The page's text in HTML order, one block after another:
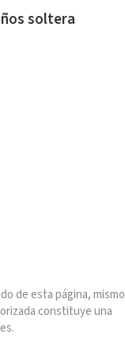
soltera
de esta página, mismo
constituye una